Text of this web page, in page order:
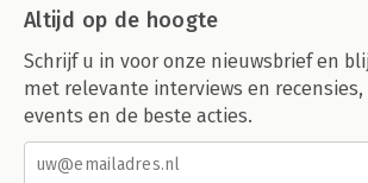
Altijd op de hoogte
Schrijf u in voor onze nieuwsbrief en
met relevante interviews en
events en de beste acties.